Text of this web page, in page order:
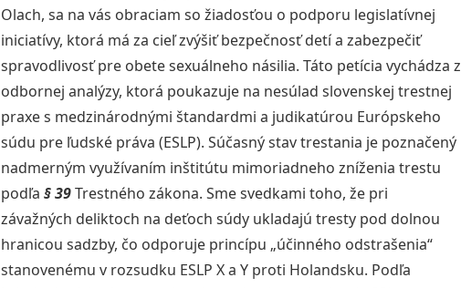
Olach, sa na vás obraciam so žiadosťou o podporu legislatívnej
iniciatívy, ktorá má za cieľ zvýšiť bezpečnosť detí a zabezpečiť
spravodlivosť pre obete sexuálneho násilia. Táto petícia vychádza z
odbornej analýzy, ktorá poukazuje na nesúlad slovenskej trestnej
praxe s medzinárodnými štandardmi a judikatúrou Európskeho
súdu pre ľudské práva (ESLP). Súčasný stav trestania je poznačený
nadmerným využívaním inštitútu mimoriadneho zníženia trestu
podľa § 39Trestného zákona. Sme svedkami toho, že pri
závažných deliktoch na deťoch súdy ukladajú tresty pod dolnou
hranicou sadzby, čo odporuje princípu „účinného odstrašenia“
stanovenému v rozsudku ESLP X a Y proti Holandsku. Podľa